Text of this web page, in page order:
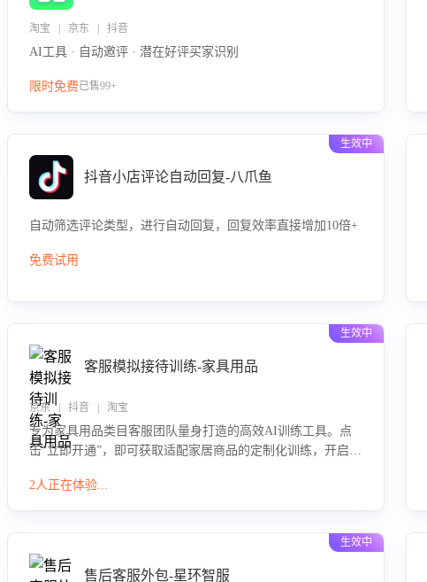
淘宝 | 京东 | 抖音
AI工具 · 自动邀评 · 潜在好评买家识别
限时免费已售99+
生效中
抖音小店评论自动回复-八爪鱼
自动筛选评论类型，进行自动回复，回复效率直接增加10倍+
免费试用
生效中
客服模拟接待训练-家具用品
京东 | 抖音 | 淘宝
专为家具用品类目客服团队量身打造的高效AI训练工具。点
击“立即开通”，即可获取适配家居商品的定制化训练，开启模
尺寸参数咨询等高频场景下的专业应对能力。
2人正在体验...
生效中
售后客服外包-星环智服